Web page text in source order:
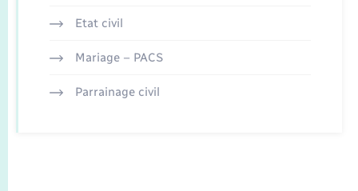
Etat civil
Mariage – PACS
Parrainage civil